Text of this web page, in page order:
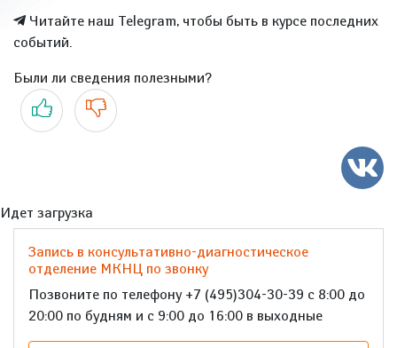
Читайте наш Telegram, чтобы быть в курсе последних
событий.
Были ли сведения полезными?
Да Нет
Идет загрузка
Запись в консультативно-диагностическое
отделение МКНЦ по звонку
Позвоните по телефону +7 (495)304-30-39 с 8:00 до
20:00 по будням и с 9:00 до 16:00 в выходные